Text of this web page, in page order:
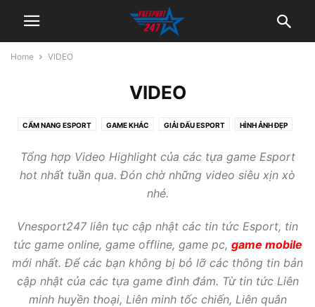
Home VIDEO
VIDEO
CẨM NANG ESPORT GAME KHÁC GIẢI ĐẤU ESPORT HÌNH ẢNH ĐẸP
Tổng hợp Video Highlight của các tựa game Esport
hot nhất tuần qua. Đón chờ những video siêu xịn xò
nhé.
Vnesport247 liên tục cập nhật các tin tức Esport, tin
tức game online, game offline, game pc, game mobile
mới nhất. Để các bạn không bị bỏ lỡ các thông tin bản
cập nhật của các tựa game đình đám. Từ tin tức Liên
minh huyền thoại, Liên minh tốc chiến, Liên quân